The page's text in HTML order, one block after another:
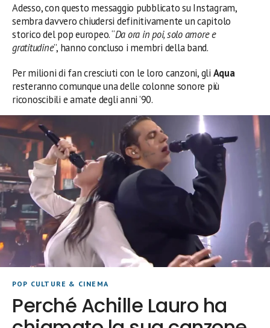
Adesso, con questo messaggio pubblicato su Instagram,
sembra davvero chiudersi definitivamente un capitolo
storico del pop europeo. “Da ora in poi, solo amore e
gratitudine”, hanno concluso i membri della band.
Per milioni di fan cresciuti con le loro canzoni, gli Aqua
resteranno comunque una delle colonne sonore più
riconoscibili e amate degli anni ’90.
POP CULTURE & CINEMA
Perché Achille Lauro ha